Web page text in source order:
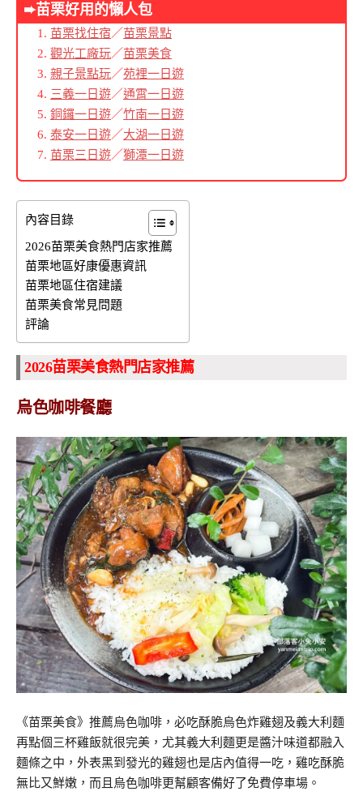
➨苗栗好用的懶人包
苗栗找住宿／苗栗景點
觀光工廠玩／苗栗美食
親子景點玩／苑裡一日遊
三義一日遊／通霄一日遊
銅鑼一日遊／竹南一日遊
泰安一日遊／大湖一日遊
苗栗三日遊／獅潭一日遊
內容目錄
2026苗栗美食熱門店家推薦
苗栗地區好康優惠資訊
苗栗地區住宿建議
苗栗美食常見問題
評論
2026苗栗美食熱門店家推薦
烏色咖啡餐廳
《苗栗美食》推薦烏色咖啡，必吃酥脆烏色炸雞翅及義大利麵
再點個三杯雞飯就很完美，尤其義大利麵更是醬汁味道都融入
麵條之中，外表黑到發光的雞翅也是店內值得一吃，雞吃酥脆
無比又鮮嫩，而且烏色咖啡更幫顧客備好了免費停車場。